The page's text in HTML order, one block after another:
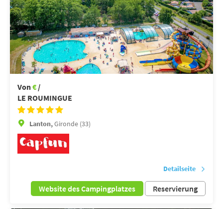
Von€ /
LE ROUMINGUE
Lanton,Gironde (33)
Detailseite
Website des Campingplatzes Reservierung